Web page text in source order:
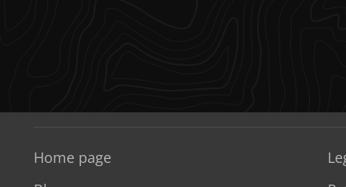
Home page